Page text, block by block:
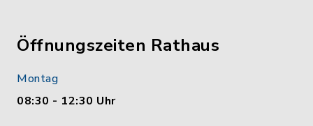
Öffnungszeiten Rathaus
Montag
08:30 - 12:30 Uhr